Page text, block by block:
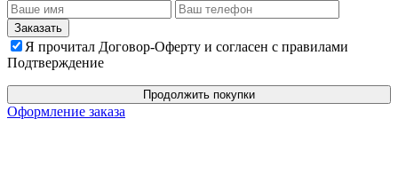
Я прочитал Договор-Оферту и согласен с правилами
Подтверждение
Продолжить покупки
Оформление заказа